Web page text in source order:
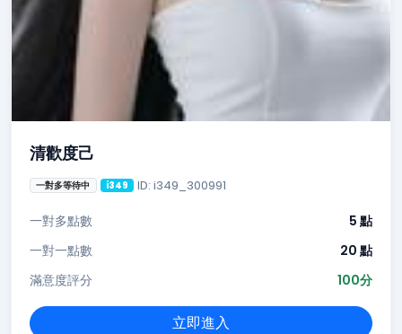
清歡度己
一對多等待中 i349 ID: i349_300991
一對多點數
5 點
一對一點數
20 點
滿意度評分
100分
立即進入